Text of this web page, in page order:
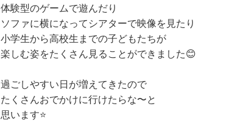
体験型のゲームで遊んだり
ソファに横になってシアターで映像を見たり
小学生から高校生までの子どもたちが
楽しむ姿をたくさん見ることができました😊
過ごしやすい日が増えてきたので
たくさんおでかけに行けたらな〜と
思います⭐️